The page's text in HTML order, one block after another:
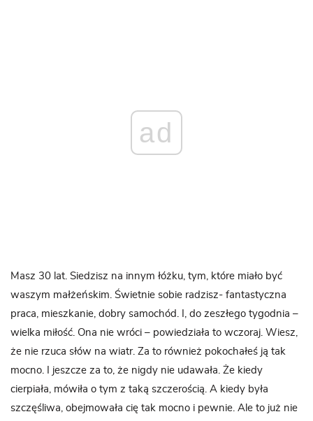
ad
Masz 30 lat. Siedzisz na innym łóżku, tym, które miało być
waszym małżeńskim. Świetnie sobie radzisz- fantastyczna
praca, mieszkanie, dobry samochód. I, do zeszłego tygodnia –
wielka miłość. Ona nie wróci – powiedziała to wczoraj. Wiesz,
że nie rzuca słów na wiatr. Za to również pokochałeś ją tak
mocno. I jeszcze za to, że nigdy nie udawała. Że kiedy
cierpiała, mówiła o tym z taką szczerością. A kiedy była
szczęśliwa, obejmowała cię tak mocno i pewnie. Ale to już nie